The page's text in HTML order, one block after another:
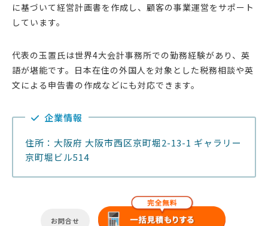
に基づいて経営計画書を作成し、顧客の事業運営をサポート
しています。
代表の玉置氏は世界4大会計事務所での勤務経験があり、英
語が堪能です。日本在住の外国人を対象とした税務相談や英
文による申告書の作成などにも対応できます。
企業情報
住所：大阪府 大阪市西区京町堀2-13-1 ギャラリー
京町堀ビル514
お問合せ